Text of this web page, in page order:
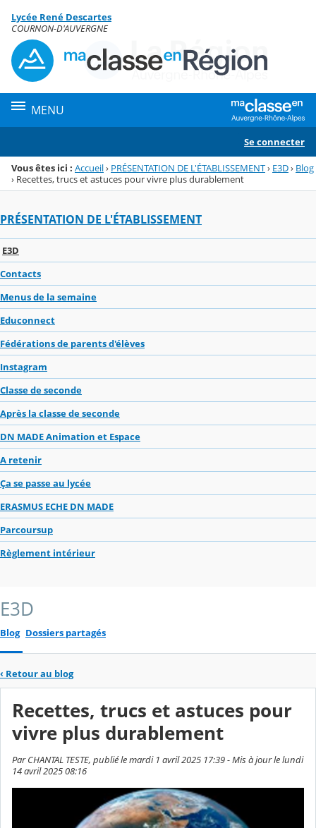
Menu de la rubrique
Contenu
Lycée René Descartes
COURNON-D'AUVERGNE
MENU
Se connecter
Vous êtes ici : Accueil› PRÉSENTATION DE L'ÉTABLISSEMENT› E3D› Blog
› Recettes, trucs et astuces pour vivre plus durablement
PRÉSENTATION DE L'ÉTABLISSEMENT
E3D
Contacts
Menus de la semaine
Educonnect
Fédérations de parents d'élèves
Instagram
Classe de seconde
Après la classe de seconde
DN MADE Animation et Espace
A retenir
Ça se passe au lycée
ERASMUS ECHE DN MADE
Parcoursup
Règlement intérieur
E3D
Blog Dossiers partagés
‹ Retour au blog
Recettes, trucs et astuces pour
vivre plus durablement
Par CHANTAL TESTE, publié le mardi 1 avril 2025 17:39 - Mis à jour le lundi
14 avril 2025 08:16